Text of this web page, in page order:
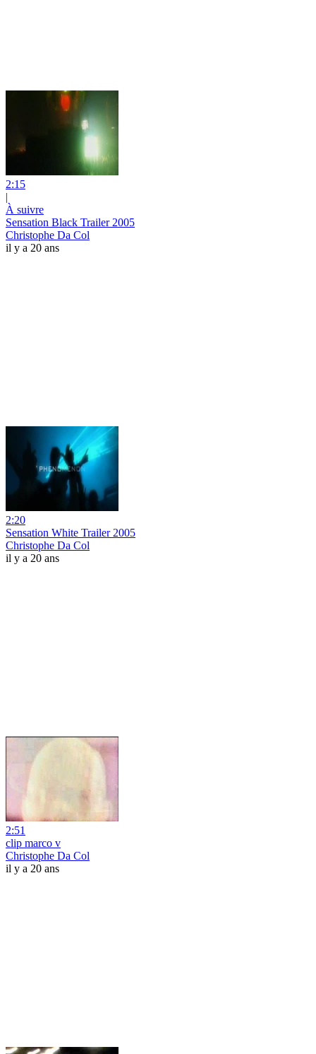
2:15
|
À suivre
Sensation Black Trailer 2005
Christophe Da Col
il y a 20 ans
2:20
Sensation White Trailer 2005
Christophe Da Col
il y a 20 ans
2:51
clip marco v
Christophe Da Col
il y a 20 ans